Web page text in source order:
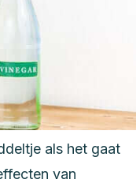
als het gaat
van